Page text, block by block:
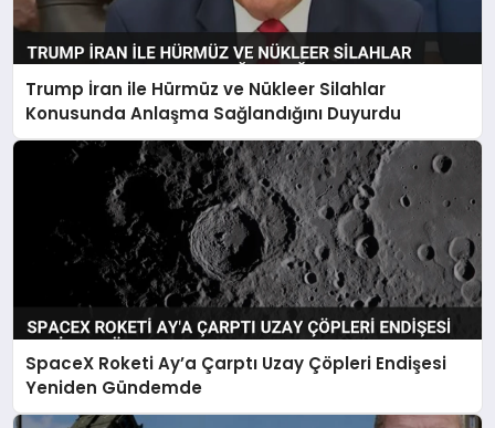
Trump İran ile Hürmüz ve Nükleer Silahlar
Konusunda Anlaşma Sağlandığını Duyurdu
SpaceX Roketi Ay’a Çarptı Uzay Çöpleri Endişesi
Yeniden Gündemde